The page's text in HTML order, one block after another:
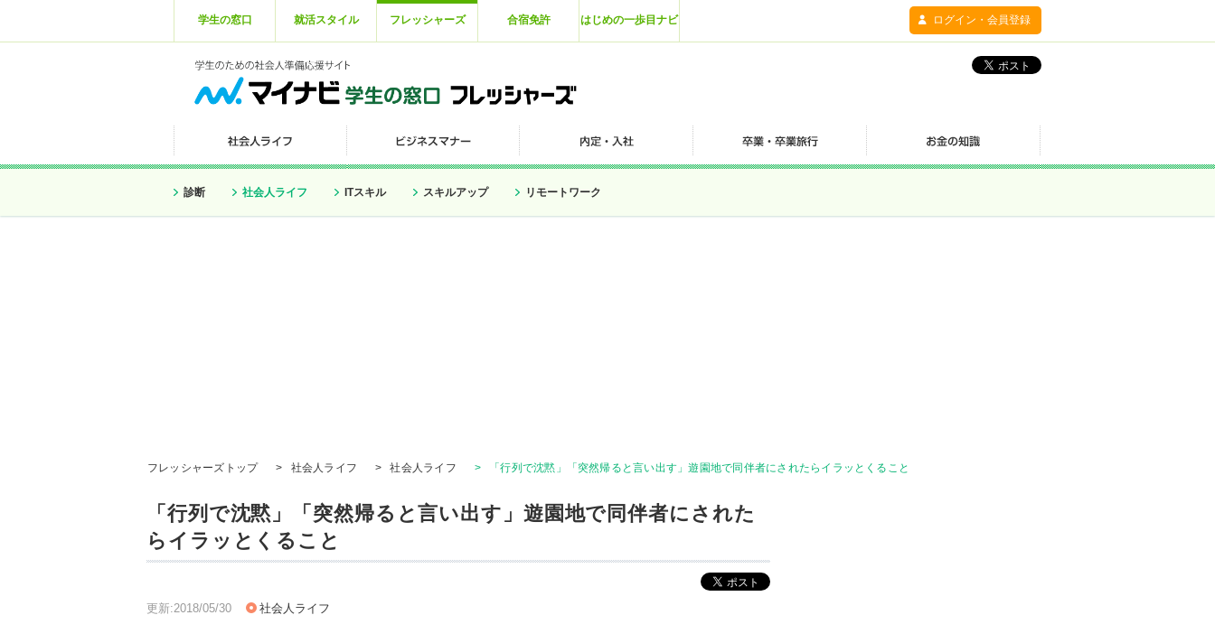
学生の窓口 就活スタイル フレッシャーズ 合宿免許 はじめの一歩目ナビ ログイン・会員登録
診断 社会人ライフ ITスキル スキルアップ リモートワーク
フレッシャーズトップ > 社会人ライフ > 社会人ライフ > 「行列で沈黙」「突然帰ると言い出す」遊園地で同伴者にされたらイラッとくること
「行列で沈黙」「突然帰ると言い出す」遊園地で同伴者にされた
らイラッとくること
更新:2018/05/30 社会人ライフ